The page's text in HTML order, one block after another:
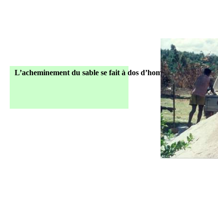
L’acheminement du sable se fait à dos d’hommes dans des